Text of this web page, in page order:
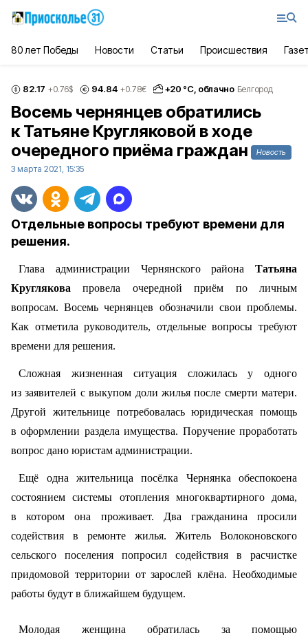
80 лет Победы Новости Статьи Происшествия
82.17 +0.76$ 94.84 +0.78€ +20 °С, облачно Белгород
Восемь чернянцев обратились
к Татьяне Кругляковой в ходе
очередного приёма граждан
Новость
3 марта 2021, 15:35
Отдельные вопросы требуют времени для
решения.
Глава администрации Чернянского района Татьяна
Кругляковапровела очередной приём по личным
вопросам. Восемь чернянцев обозначили свои проблемы.
Как отметила руководитель, отдельные вопросы требуют
времени для решения.
Сложная жизненная ситуация сложилась у одного
из заявителей с выкупом доли жилья после смерти матери.
Другой жительнице потребовалась юридическая помощь
в оформлении раздела имущества. Поручение проработать
вопрос дано юристам администрации.
Ещё одна жительница посёлка Чернянка обеспокоена
состоянием системы отопления многоквартирного дома,
в котором она проживает. Два гражданина просили
содействия в ремонте жилья. Житель Волоконовского
сельского поселения попросил содействия в расчистке
придомовой территории от зарослей клёна. Необходимые
работы будут в ближайшем будущем.
Молодая женщина обратилась за помощью